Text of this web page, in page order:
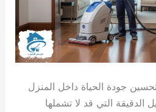
جودة الحياة داخل المنزل
الدقيقة التي قد لا تشملها